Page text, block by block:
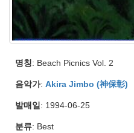
명칭: Beach Picnics Vol. 2
음악가: Akira Jimbo (神保彰)
발매일: 1994-06-25
분류: Best